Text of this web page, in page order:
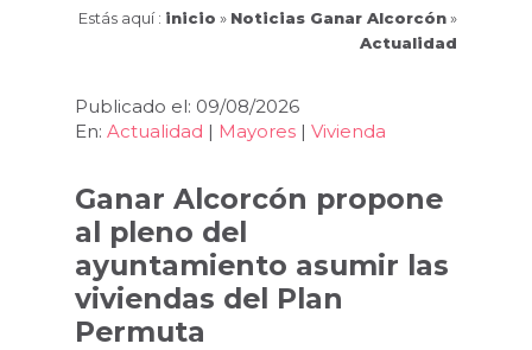
Estás aquí : inicio » Noticias Ganar Alcorcón»
Actualidad
Publicado el: 09/08/2026
En: Actualidad | Mayores| Vivienda
Ganar Alcorcón propone
al pleno del
ayuntamiento asumir las
viviendas del Plan
Permuta